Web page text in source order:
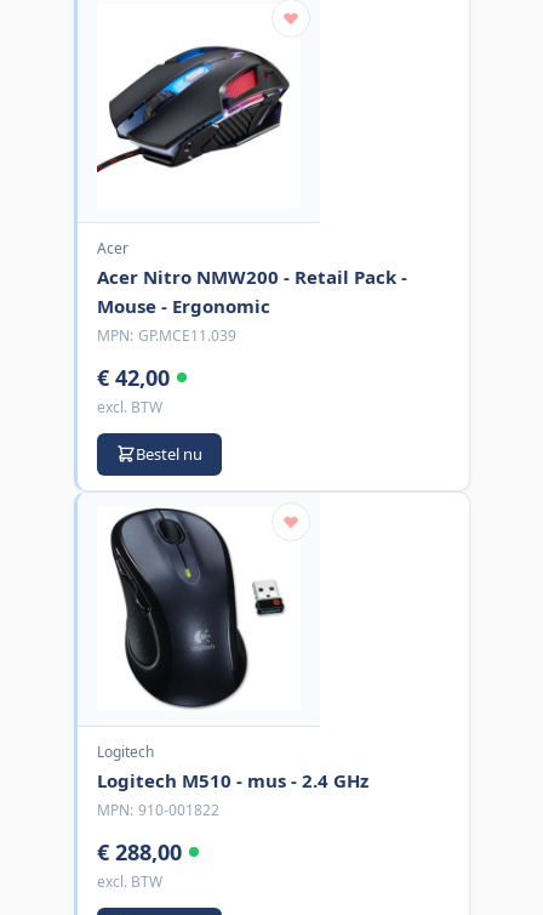
Acer
Acer Nitro NMW200 - Retail Pack -
Mouse - Ergonomic
MPN: GP.MCE11.039
€ 42,00
excl. BTW
Bestel nu
Logitech
Logitech M510 - mus - 2.4 GHz
MPN: 910-001822
€ 288,00
excl. BTW